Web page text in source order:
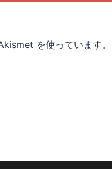
を使っています。